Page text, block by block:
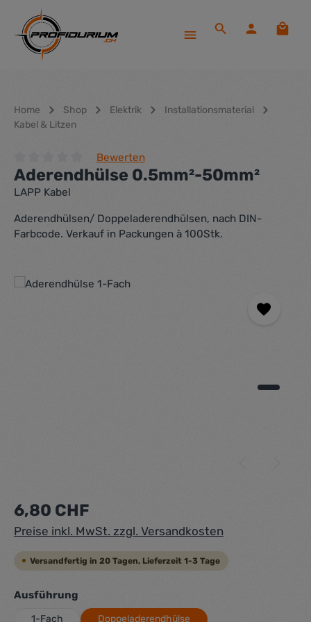
Zum Hauptinhalt springen
Home Shop Elektrik
Installationsmaterial
Kabel & Litzen
Durchschnittliche Bewertung von 0 von 5 Sternen
Bewerten
Aderendhülse 0.5mm²-50mm²
LAPP Kabel
Aderendhülsen/ Doppeladerendhülsen, nach DIN-
Farbcode. Verkauf in Packungen à 100Stk.
Bildergalerie überspringen
Regulärer Preis:
6,80 CHF
Preise inkl. MwSt. zzgl. Versandkosten
Versandfertig in 20 Tagen, Lieferzeit 1-3 Tage
Ausführungauswählen
1-Fach Doppeladerendhülse